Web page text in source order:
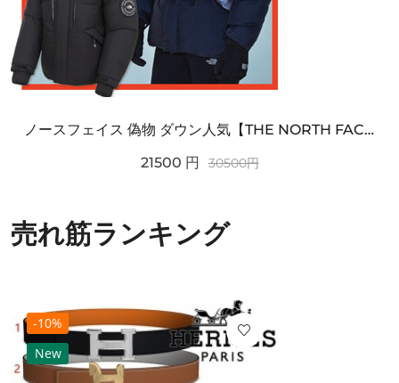
ノースフェイス 偽物 ダウン人気【THE NORTH FACE】M'S 7 SUMMIT HIM...
21500 円 30500円
売れ筋ランキング
-10%
New